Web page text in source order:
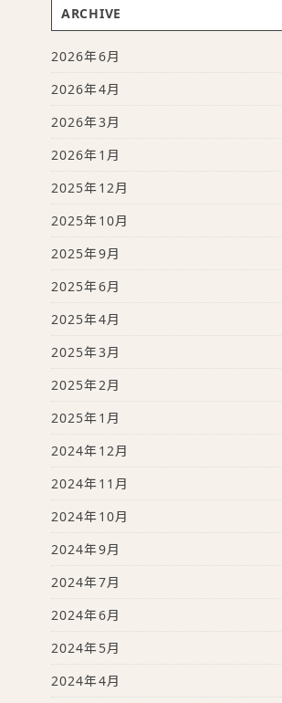
ARCHIVE
2026年6月
2026年4月
2026年3月
2026年1月
2025年12月
2025年10月
2025年9月
2025年6月
2025年4月
2025年3月
2025年2月
2025年1月
2024年12月
2024年11月
2024年10月
2024年9月
2024年7月
2024年6月
2024年5月
2024年4月